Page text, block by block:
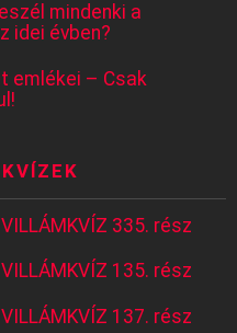
mindenki a
idei évben?
emlékei – Csak
335. rész
135. rész
137. rész